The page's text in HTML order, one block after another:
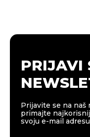
PRIJAVI
Prijavite se na
primajte
svoju e-mail